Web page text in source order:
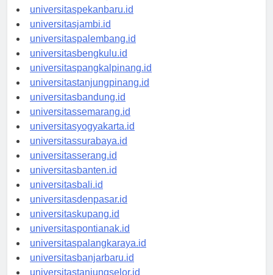
universitaspadang.id
universitaspekanbaru.id
universitasjambi.id
universitaspalembang.id
universitasbengkulu.id
universitaspangkalpinang.id
universitastanjungpinang.id
universitasbandung.id
universitassemarang.id
universitasyogyakarta.id
universitassurabaya.id
universitasserang.id
universitasbanten.id
universitasbali.id
universitasdenpasar.id
universitaskupang.id
universitaspontianak.id
universitaspalangkaraya.id
universitasbanjarbaru.id